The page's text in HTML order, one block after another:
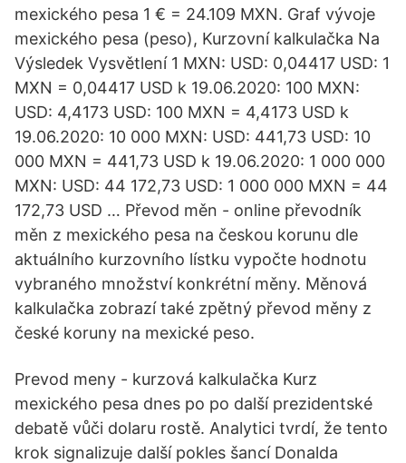
mexického pesa 1 € = 24.109 MXN. Graf vývoje
mexického pesa (peso), Kurzovní kalkulačka Na
Výsledek Vysvětlení 1 MXN: USD: 0,04417 USD: 1
MXN = 0,04417 USD k 19.06.2020: 100 MXN:
USD: 4,4173 USD: 100 MXN = 4,4173 USD k
19.06.2020: 10 000 MXN: USD: 441,73 USD: 10
000 MXN = 441,73 USD k 19.06.2020: 1 000 000
MXN: USD: 44 172,73 USD: 1 000 000 MXN = 44
172,73 USD … Převod měn - online převodník
měn z mexického pesa na českou korunu dle
aktuálního kurzovního lístku vypočte hodnotu
vybraného množství konkrétní měny. Měnová
kalkulačka zobrazí také zpětný převod měny z
české koruny na mexické peso.
Prevod meny - kurzová kalkulačka Kurz
mexického pesa dnes po po další prezidentské
debatě vůči dolaru rostě. Analytici tvrdí, že tento
krok signalizuje další pokles šancí Donalda